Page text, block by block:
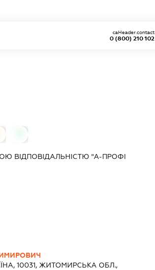
0 (800) 210 102
caHeader.contact
ВІДПОВІДАЛЬНІСТЮ "А-ПРОФІ
10031, ЖИТОМИРСЬКА ОБЛ.,